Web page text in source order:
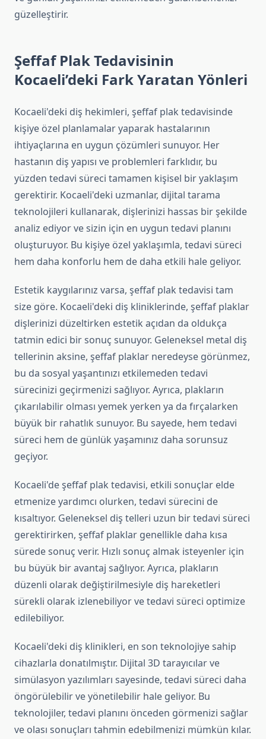
güzelleştirir.
Şeffaf Plak Tedavisinin
Kocaeli’deki Fark Yaratan Yönleri
Kocaeli'deki diş hekimleri, şeffaf plak tedavisinde
kişiye özel planlamalar yaparak hastalarının
ihtiyaçlarına en uygun çözümleri sunuyor. Her
hastanın diş yapısı ve problemleri farklıdır, bu
yüzden tedavi süreci tamamen kişisel bir yaklaşım
gerektirir. Kocaeli'deki uzmanlar, dijital tarama
teknolojileri kullanarak, dişlerinizi hassas bir şekilde
analiz ediyor ve sizin için en uygun tedavi planını
oluşturuyor. Bu kişiye özel yaklaşımla, tedavi süreci
hem daha konforlu hem de daha etkili hale geliyor.
Estetik kaygılarınız varsa, şeffaf plak tedavisi tam
size göre. Kocaeli'deki diş kliniklerinde, şeffaf plaklar
dişlerinizi düzeltirken estetik açıdan da oldukça
tatmin edici bir sonuç sunuyor. Geleneksel metal diş
tellerinin aksine, şeffaf plaklar neredeyse görünmez,
bu da sosyal yaşantınızı etkilemeden tedavi
sürecinizi geçirmenizi sağlıyor. Ayrıca, plakların
çıkarılabilir olması yemek yerken ya da fırçalarken
büyük bir rahatlık sunuyor. Bu sayede, hem tedavi
süreci hem de günlük yaşamınız daha sorunsuz
geçiyor.
Kocaeli'de şeffaf plak tedavisi, etkili sonuçlar elde
etmenize yardımcı olurken, tedavi sürecini de
kısaltıyor. Geleneksel diş telleri uzun bir tedavi süreci
gerektirirken, şeffaf plaklar genellikle daha kısa
sürede sonuç verir. Hızlı sonuç almak isteyenler için
bu büyük bir avantaj sağlıyor. Ayrıca, plakların
düzenli olarak değiştirilmesiyle diş hareketleri
sürekli olarak izlenebiliyor ve tedavi süreci optimize
edilebiliyor.
Kocaeli'deki diş klinikleri, en son teknolojiye sahip
cihazlarla donatılmıştır. Dijital 3D tarayıcılar ve
simülasyon yazılımları sayesinde, tedavi süreci daha
öngörülebilir ve yönetilebilir hale geliyor. Bu
teknolojiler, tedavi planını önceden görmenizi sağlar
ve olası sonuçları tahmin edebilmenizi mümkün kılar.